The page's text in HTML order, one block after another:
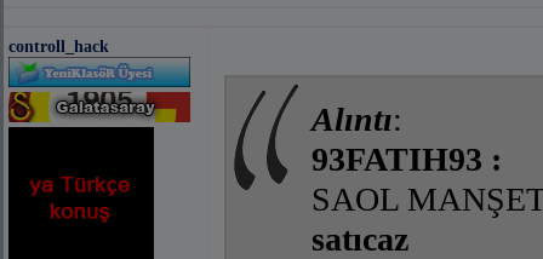
controll_hack
Alıntı:
93FATIH93 :
SAOL
satıcaz